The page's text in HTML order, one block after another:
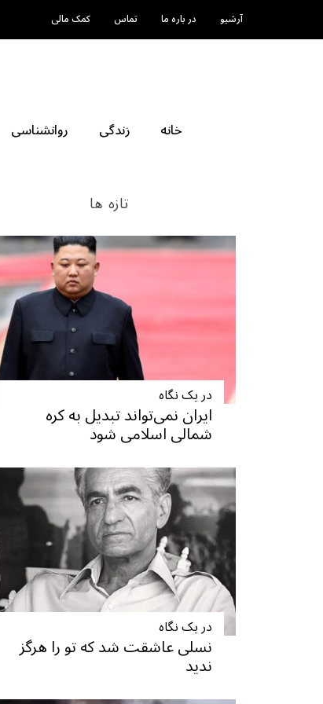
آرشیو در باره ما تماس کمک مالی
خانه زندگی روانشناسی
تازه ها
در یک نگاه
ایران نمی‌تواند تبدیل به کره
شمالی اسلامی شود
در یک نگاه
نسلی عاشقت شد که تو را هرگز
ندید